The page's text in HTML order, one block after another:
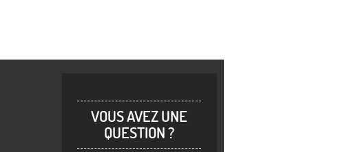
VOUS AVEZ UNE
QUESTION ?